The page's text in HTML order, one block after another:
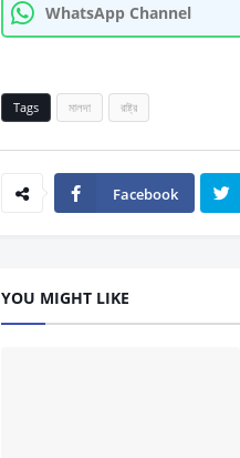
WhatsApp Channel
Tags মালদা রাষ্ট্র
Facebook
YOU MIGHT LIKE